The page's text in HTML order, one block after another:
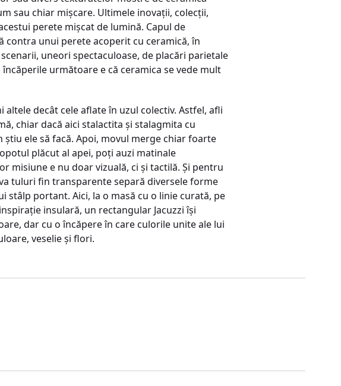
sau chiar mişcare. Ultimele inovaţii, colecţii,
perete mişcat de lumină. Capul de
contra unui perete acoperit cu ceramică, în
uneori spectaculoase, de placări parietale
următoare e că ceramica se vede mult
decât cele aflate în uzul colectiv. Astfel, afli
chiar dacă aici stalactita şi stalagmita cu
ele să facă. Apoi, movul merge chiar foarte
plăcut al apei, poţi auzi matinale
misiune e nu doar vizuală, ci şi tactilă. Şi pentru
tuluri fin transparente separă diversele forme
stâlp portant. Aici, la o masă cu o linie curată, pe
insulară, un rectangular Jacuzzi îşi
dar cu o încăpere în care culorile unite ale lui
veselie şi flori.